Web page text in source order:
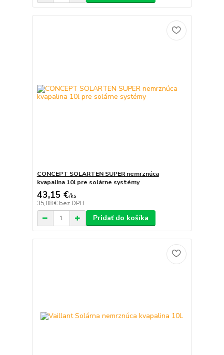
CONCEPT SOLARTEN SUPER nemrznúca
kvapalina 10l pre solárne systémy
43,15 €/ks
35,08 € bez DPH
Pridať do košíka